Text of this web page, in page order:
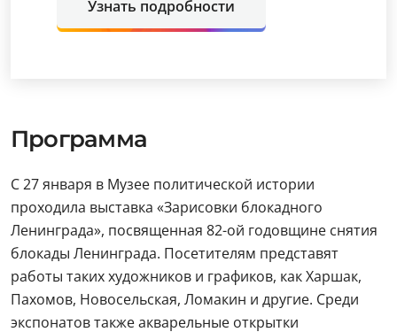
Узнать подробности
Программа
С 27 января в Музее политической истории
проходила выставка «Зарисовки блокадного
Ленинграда», посвященная 82-ой годовщине снятия
блокады Ленинграда. Посетителям представят
работы таких художников и графиков, как Харшак,
Пахомов, Новосельская, Ломакин и другие. Среди
экспонатов также акварельные открытки